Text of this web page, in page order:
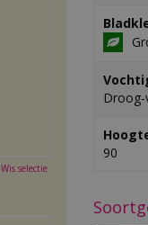
90
Wis selectie